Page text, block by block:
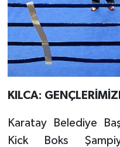
KILCA:
Karatay Belediye
Kick Boks